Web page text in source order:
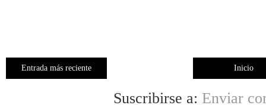
Entrada más reciente Inicio
Suscribirse a: Enviar